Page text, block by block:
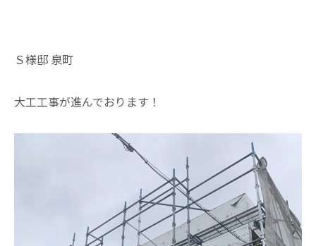
Ｓ様邸 泉町
大工工事が進んでおります！